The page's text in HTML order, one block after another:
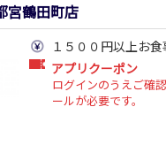
鶴田町店
１５００円以上お
アプリクーポン
ログインのうえご確
ールが必要です。